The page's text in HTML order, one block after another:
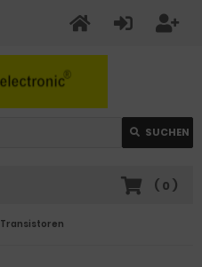
SUCHEN
( 0 )
Transistoren